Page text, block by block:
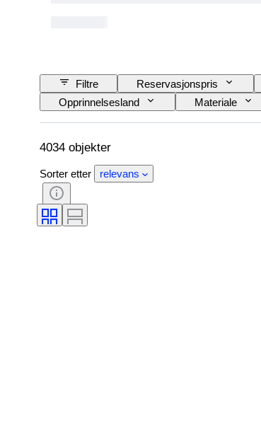
Filtre Reservasjonspris
Opprinnelsesland
Materiale
Tegn
Klasse selskap
4034 objekter
Sorter etter relevans